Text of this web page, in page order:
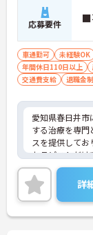
応募要件 ■
車通勤可 未経験OK
年間休日110日以上
交通費支給
退職金
愛知県春日井市
する治療を専
スを提供してお
セラピストだけ
の方々との関わ
できます。
母体は医療法人
も充実してい
ですが、認知症
詳